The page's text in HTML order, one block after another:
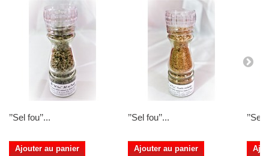
’’Sel fou’’...
Ajouter au panier
’’Sel fou’’...
Ajouter au panier
’’Sel